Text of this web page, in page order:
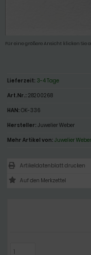
Für eine größere Ansicht klicken Sie
Lieferzeit: 3-4 Tage
Art.Nr.: 28200268
HAN: OK-336
Hersteller: Juwelier Weber
Mehr Artikel von: Juwelier Weber
Artikeldatenblatt drucken